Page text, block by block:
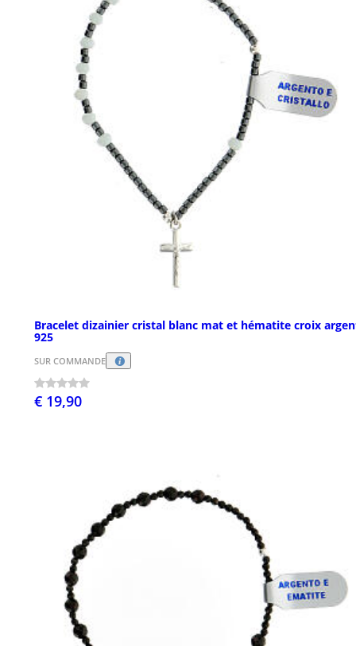
Bracelet dizainier cristal blanc mat et hématite croix
925
SUR COMMANDE
€ 19,90